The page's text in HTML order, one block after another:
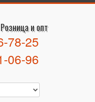
и опт
78-25
06-96